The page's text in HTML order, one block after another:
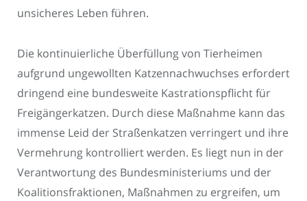
unsicheres Leben führen.
Die kontinuierliche Überfüllung von Tierheimen
aufgrund ungewollten Katzennachwuchses erfordert
dringend eine bundesweite Kastrationspflicht für
Freigängerkatzen. Durch diese Maßnahme kann das
immense Leid der Straßenkatzen verringert und ihre
Vermehrung kontrolliert werden. Es liegt nun in der
Verantwortung des Bundesministeriums und der
Koalitionsfraktionen, Maßnahmen zu ergreifen, um